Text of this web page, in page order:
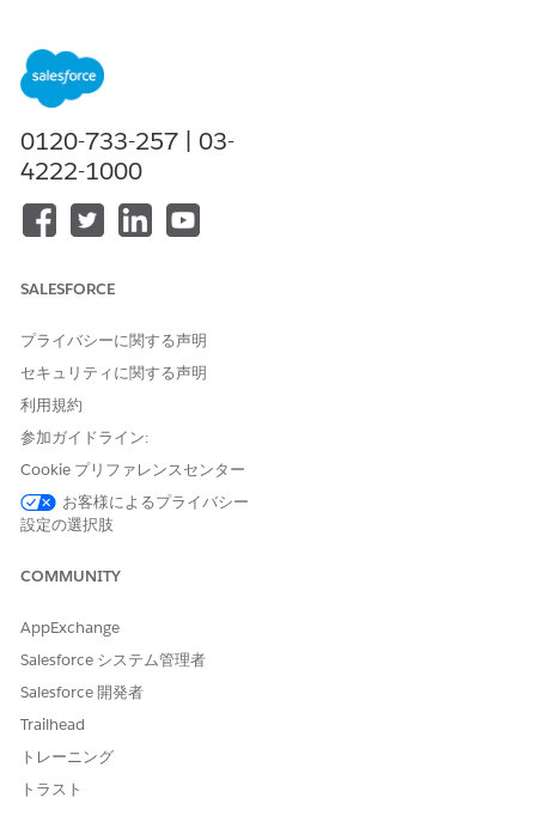
を探索します。 必要なアプリケーションの検索時間を短縮
し、作業の迅速化に役立つ新しいオプションを探索します。新
しいキャンペーンレイアウトを使用して、マーケティング活動
を分析および最適化します。これらの機能と機能強化は、
2024 年 1 月から使用可能になります。
Starter および Pro Suite では、1 暦年より古いリリースノー
トがアーカイブされます。Starter および Pro Suite 機能の使
してください。
はい
0120-733-257 | 03-
4222-1000
SALESFORCE
プライバシーに関する声明
セキュリティに関する声明
利用規約
参加ガイドライン:
Cookie プリファレンスセンター
お客様によるプライバシー
設定の選択肢
COMMUNITY
AppExchange
Salesforce システム管理者
Salesforce 開発者
Trailhead
トレーニング
トラスト